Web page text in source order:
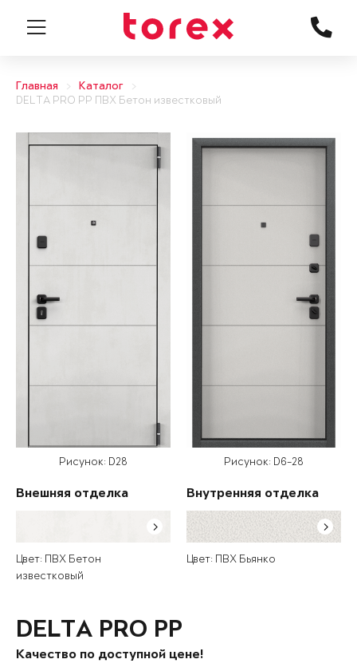
Главная
Каталог
DELTA PRO PP ПВХ Бетон известковый
Рисунок: D28
Внешняя отделка
Цвет: ПВХ Бетон
известковый
Рисунок: D6-28
Внутренняя отделка
Цвет: ПВХ Бьянко
DELTA PRO PP
Качество по доступной цене!